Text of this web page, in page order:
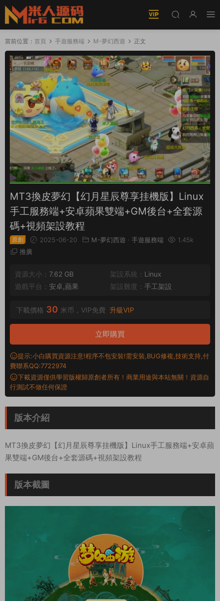
當前位置： 首頁 手遊服務端 M-夢幻西遊 正文
MT3換皮夢幻【幻月星辰尊享挂機版】Linux
手工服務端+安卓蘋果雙端+GM後台+全套源
碼+視頻架設教程
原創 2025-06-20 M-夢幻西遊 · 手遊服務端
1.45k
推廣
資源大小： 7.62 GB 架設系統： Linux
遊戲平台： 安卓,蘋果 架設難度： 手工架設
下載價格 30 米币，VIP免費 升級VIP
立即購買
提示:小白購買資源注意!程序不包安裝!需安裝,BUG修複,技術支持,付
費聯系QQ:7722974
下載資源僅供學習版權歸原創者所有！商業用途與本站無關！資源自
行測試不做任何保證
版本介紹
MT3換皮夢幻【幻月星辰尊享挂機版】Linux手工服務端+安卓蘋
果雙端+GM後台+全套源碼+視頻架設教程
版本截圖